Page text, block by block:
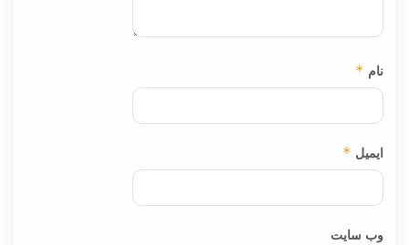
نام *
ایمیل *
وب‌ سایت